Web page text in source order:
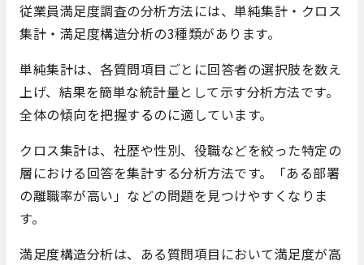
従業員満足度調査の分析方法には、単純集計・クロス
集計・満足度構造分析の3種類があります。
単純集計は、各質問項目ごとに回答者の選択肢を数え
上げ、結果を簡単な統計量として示す分析方法です。
全体の傾向を把握するのに適しています。
クロス集計は、社歴や性別、役職などを絞った特定の
層における回答を集計する分析方法です。「ある部署
の離職率が高い」などの問題を見つけやすくなりま
す。
満足度構造分析は、ある質問項目において満足度が高